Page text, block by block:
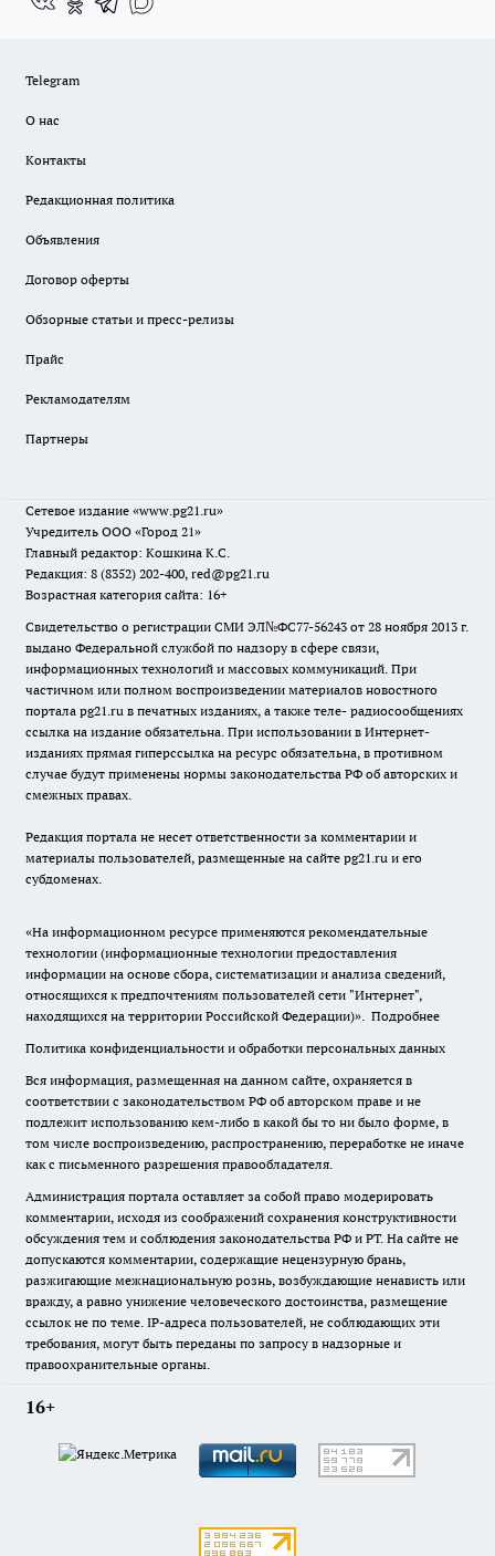
Telegram
О нас
Контакты
Редакционная политика
Объявления
Договор оферты
Обзорные статьи и пресс-релизы
Прайс
Рекламодателям
Партнеры
Сетевое издание «www.pg21.ru»
Учредитель ООО «Город 21»
Главный редактор: Кошкина К.С.
Редакция: 8 (8352) 202-400, red@pg21.ru
Возрастная категория сайта: 16+
Свидетельство о регистрации СМИ ЭЛ№ФС77-56243 от 28 ноября 2013 г.
выдано Федеральной службой по надзору в сфере связи,
информационных технологий и массовых коммуникаций. При
частичном или полном воспроизведении материалов новостного
портала pg21.ru в печатных изданиях, а также теле- радиосообщениях
ссылка на издание обязательна. При использовании в Интернет-
изданиях прямая гиперссылка на ресурс обязательна, в противном
случае будут применены нормы законодательства РФ об авторских и
смежных правах.
Редакция портала не несет ответственности за комментарии и
материалы пользователей, размещенные на сайте pg21.ru и его
субдоменах.
«На информационном ресурсе применяются рекомендательные
технологии (информационные технологии предоставления
информации на основе сбора, систематизации и анализа сведений,
относящихся к предпочтениям пользователей сети "Интернет",
находящихся на территории Российской Федерации)». Подробнее
Политика конфиденциальности и обработки персональных данных
Вся информация, размещенная на данном сайте, охраняется в
соответствии с законодательством РФ об авторском праве и не
подлежит использованию кем-либо в какой бы то ни было форме, в
том числе воспроизведению, распространению, переработке не иначе
как с письменного разрешения правообладателя.
Администрация портала оставляет за собой право модерировать
комментарии, исходя из соображений сохранения конструктивности
обсуждения тем и соблюдения законодательства РФ и РТ. На сайте не
допускаются комментарии, содержащие нецензурную брань,
разжигающие межнациональную рознь, возбуждающие ненависть или
вражду, а равно унижение человеческого достоинства, размещение
ссылок не по теме. IP-адреса пользователей, не соблюдающих эти
требования, могут быть переданы по запросу в надзорные и
правоохранительные органы.
16+